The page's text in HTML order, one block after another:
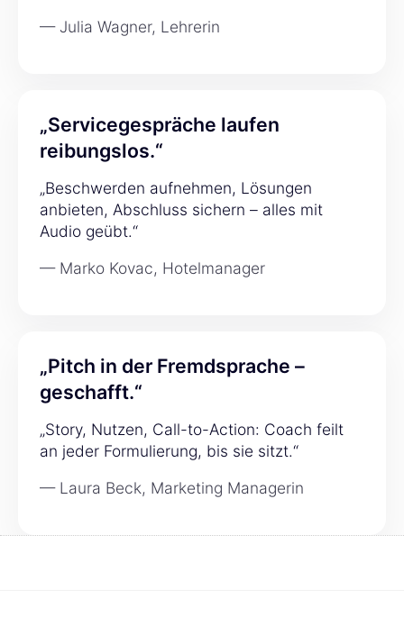
— Julia Wagner, Lehrerin
„Servicegespräche laufen
reibungslos.“
„Beschwerden aufnehmen, Lösungen
anbieten, Abschluss sichern – alles mit
Audio geübt.“
— Marko Kovac, Hotelmanager
„Pitch in der Fremdsprache –
geschafft.“
„Story, Nutzen, Call-to-Action: Coach feilt
an jeder Formulierung, bis sie sitzt.“
— Laura Beck, Marketing Managerin